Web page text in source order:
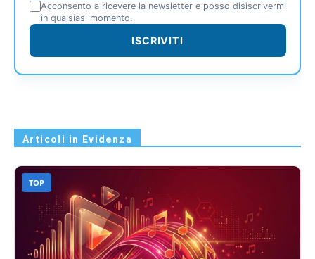
Acconsento a ricevere la newsletter e posso disiscrivermi
in qualsiasi momento.
ISCRIVITI
Articoli in Evidenza
TOP